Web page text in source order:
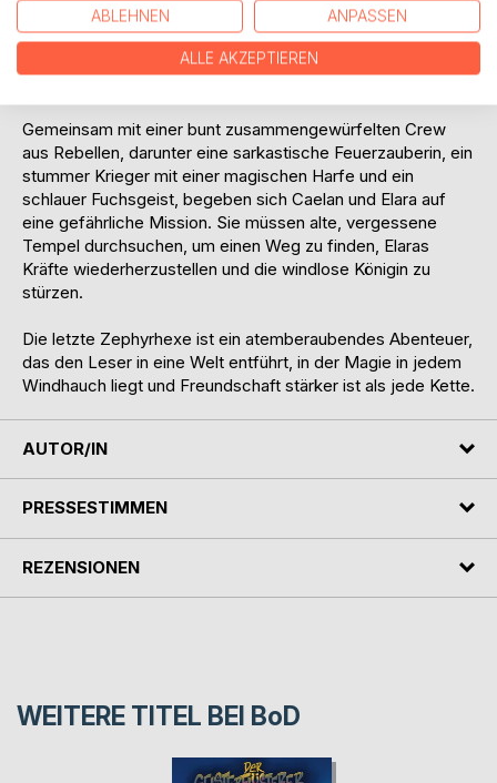
nutzen oder sie für immer zum Schweigen bringen wollen.
An vorderster Front steht die windlose Königin Lysandra,
die einst alle Zephyrhexen verbannt hat, um ihre
tyrannische Herrschaft über die Lüfte zu sichern.
Gemeinsam mit einer bunt zusammengewürfelten Crew
aus Rebellen, darunter eine sarkastische Feuerzauberin, ein
stummer Krieger mit einer magischen Harfe und ein
schlauer Fuchsgeist, begeben sich Caelan und Elara auf
eine gefährliche Mission. Sie müssen alte, vergessene
Tempel durchsuchen, um einen Weg zu finden, Elaras
Kräfte wiederherzustellen und die windlose Königin zu
stürzen.
Die letzte Zephyrhexe ist ein atemberaubendes Abenteuer,
das den Leser in eine Welt entführt, in der Magie in jedem
Windhauch liegt und Freundschaft stärker ist als jede Kette.
AUTOR/IN
PRESSESTIMMEN
REZENSIONEN
WEITERE TITEL BEI BoD
ABLEHNEN ANPASSEN
ALLE AKZEPTIEREN